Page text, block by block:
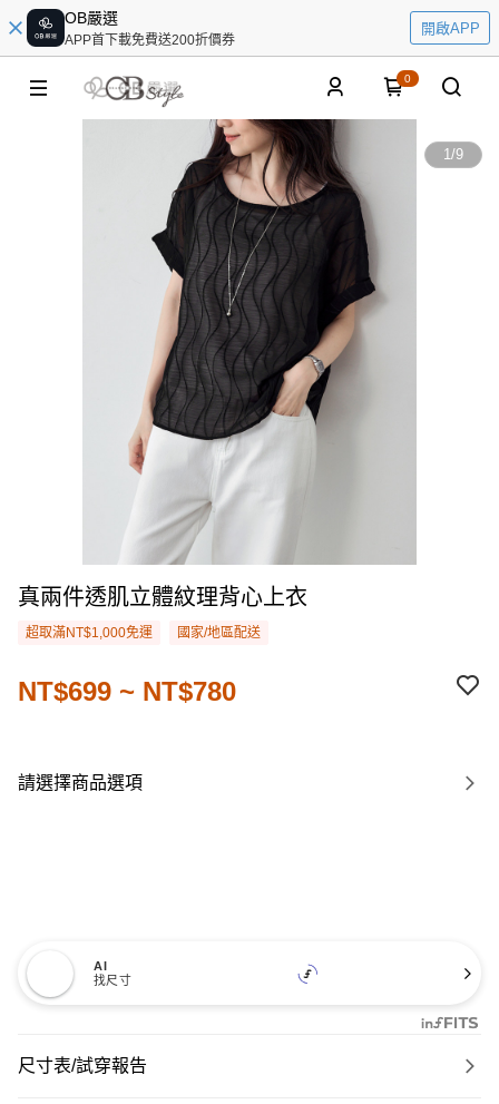
OB嚴選
APP首下載免費送200折價券
開啟APP
0
1/9
真兩件透肌立體紋理背心上衣
超取滿NT$1,000免運 國家/地區配送
NT$699 ~ NT$780
請選擇商品選項
AI
找尺寸
尺寸表/試穿報告